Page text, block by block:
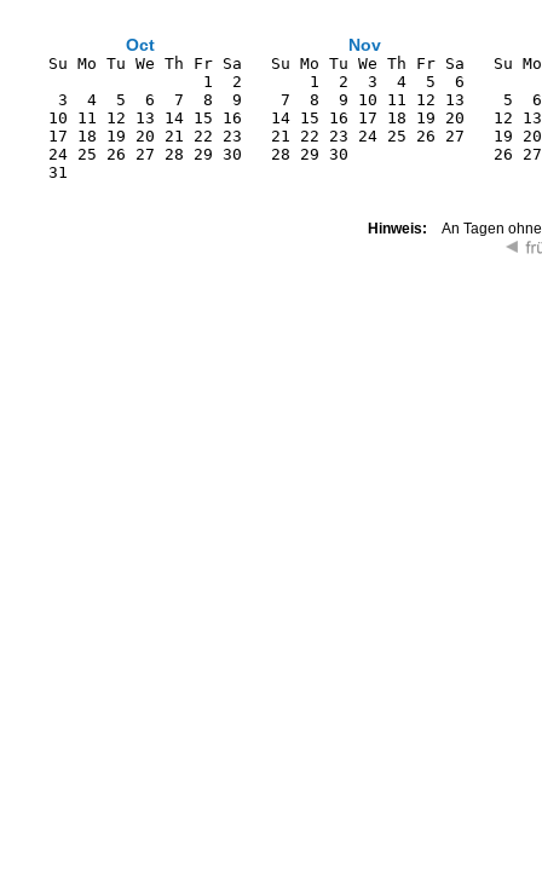
Oct Nov
Su Mo Tu We Th Fr Sa   Su Mo Tu We Th Fr Sa   Su
1  2       1  2  3  4  5  6
3  4  5  6  7  8  9    7  8  9 10 11 12 13    5
10 11 12 13 14 15 16   14 15 16 17 18 19 20   12
17 18 19 20 21 22 23   21 22 23 24 25 26 27   19
24 25 26 27 28 29 30   28 29 30               26
Hinweis: An Tagen